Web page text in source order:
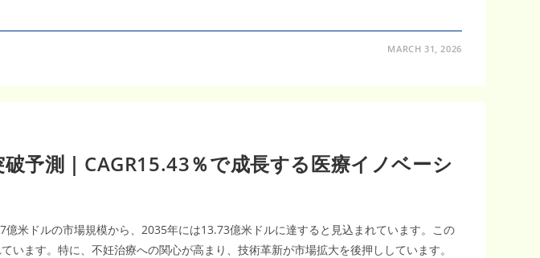
MARCH 31, 2026
予測｜CAGR15.43％で成長する医療イノベーシ
米ドルの市場規模から、2035年には13.73億米ドルに達すると見込まれています。この
ます。特に、不妊治療への関心が高まり、技術革新が市場拡大を後押ししています。